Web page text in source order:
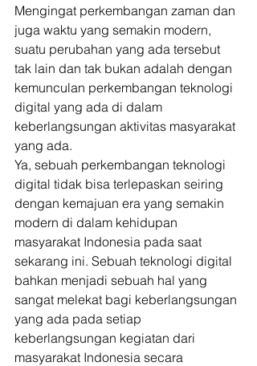
Mengingat perkembangan zaman dan
juga waktu yang semakin modern,
suatu perubahan yang ada tersebut
tak lain dan tak bukan adalah dengan
kemunculan perkembangan teknologi
digital yang ada di dalam
keberlangsungan aktivitas masyarakat
yang ada.
Ya, sebuah perkembangan teknologi
digital tidak bisa terlepaskan seiring
dengan kemajuan era yang semakin
modern di dalam kehidupan
masyarakat Indonesia pada saat
sekarang ini. Sebuah teknologi digital
bahkan menjadi sebuah hal yang
sangat melekat bagi keberlangsungan
yang ada pada setiap
keberlangsungan kegiatan dari
masyarakat Indonesia secara